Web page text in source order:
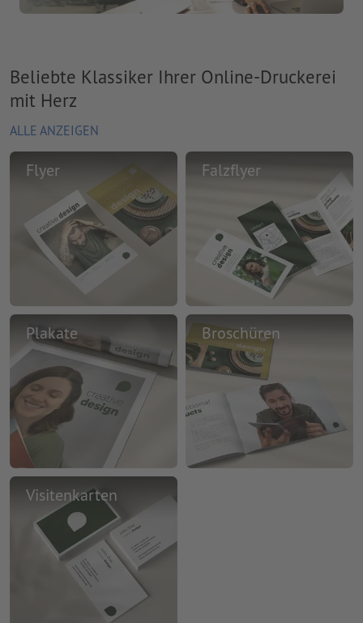
Beliebte Klassiker Ihrer Online-Druckerei
mit Herz
ALLE ANZEIGEN
Flyer Falzflyer
Plakate Broschüren
Visitenkarten